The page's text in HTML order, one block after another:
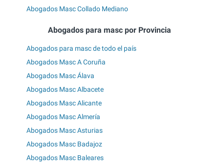
Abogados Masc Collado Mediano
Abogados para masc por Provincia
Abogados para masc de todo el país
Abogados Masc A Coruña
Abogados Masc Álava
Abogados Masc Albacete
Abogados Masc Alicante
Abogados Masc Almería
Abogados Masc Asturias
Abogados Masc Badajoz
Abogados Masc Baleares